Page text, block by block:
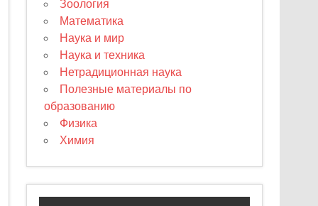
Зоология
Математика
Наука и мир
Наука и техника
Нетрадиционная наука
Полезные материалы по
образованию
Физика
Химия